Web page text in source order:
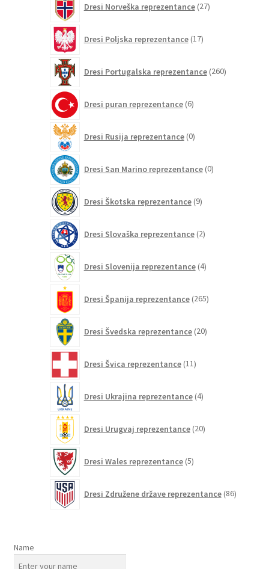
Dresi Norveška reprezentance 27izdelkov
Dresi Poljska reprezentance 17izdelkov
Dresi Portugalska reprezentance 260izdelkov
Dresi puran reprezentance 6izdelkov
Dresi Rusija reprezentance 0izdelkov
Dresi San Marino reprezentance 0izdelkov
Dresi Škotska reprezentance 9izdelkov
Dresi Slovaška reprezentance 2izdelka
Dresi Slovenija reprezentance 4izdelki
Dresi Španija reprezentance 265izdelkov
Dresi Švedska reprezentance 20izdelkov
Dresi Švica reprezentance 11izdelkov
Dresi Ukrajina reprezentance 4izdelki
Dresi Urugvaj reprezentance 20izdelkov
Dresi Wales reprezentance 5izdelkov
Dresi Združene države reprezentance 86izdelkov
Name